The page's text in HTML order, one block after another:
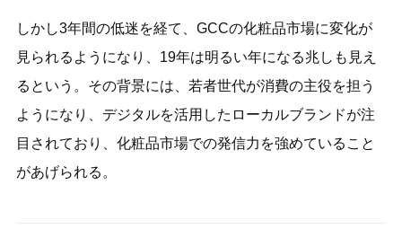
しかし3年間の低迷を経て、GCCの化粧品市場に変化が
見られるようになり、19年は明るい年になる兆しも見え
るという。その背景には、若者世代が消費の主役を担う
ようになり、デジタルを活用したローカルブランドが注
目されており、化粧品市場での発信力を強めていること
があげられる。